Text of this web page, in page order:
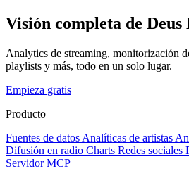
Visión completa de Deus
Analytics de streaming, monitorización
playlists y más, todo en un solo lugar.
Empieza gratis
Producto
Fuentes de datos Analíticas de artistas
Difusión en radio Charts Redes sociales
Servidor MCP